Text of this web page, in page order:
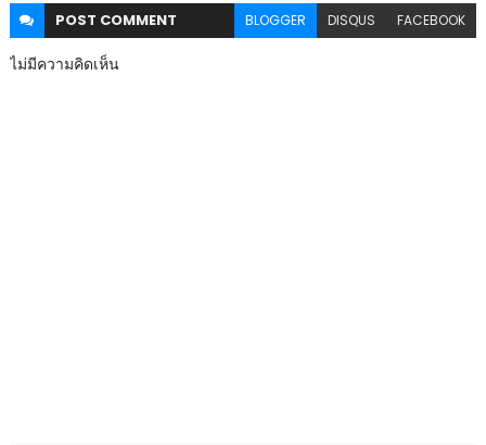
POST COMMENT BLOGGER DISQUS FACEBOOK
ไม่มีความคิดเห็น